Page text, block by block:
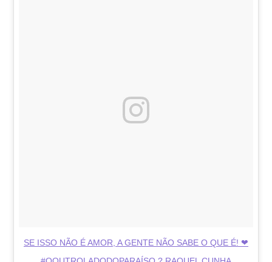
SE ISSO NÃO É AMOR, A GENTE NÃO SABE O QUE É! ❤